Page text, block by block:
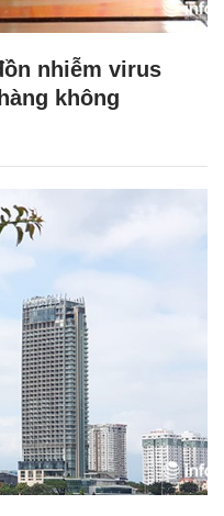
nhiễm virus
không